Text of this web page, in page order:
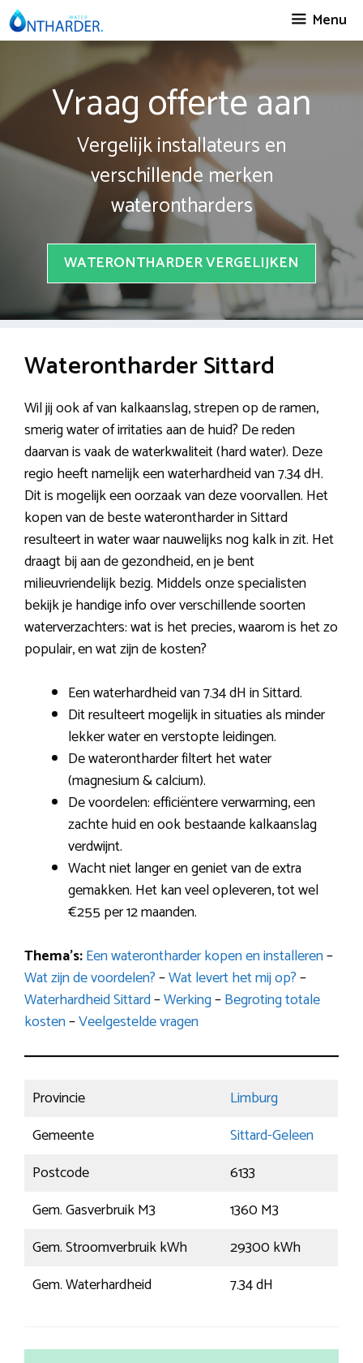
Spring
naar
Menu
Vraag offerte aan
Vergelijk installateurs en
verschillende merken
waterontharders
WATERONTHARDER VERGELIJKEN
Waterontharder Sittard
Wil jij ook af van kalkaanslag, strepen op de ramen,
smerig water of irritaties aan de huid? De reden
daarvan is vaak de waterkwaliteit (hard water). Deze
regio heeft namelijk een waterhardheid van 7.34 dH.
Dit is mogelijk een oorzaak van deze voorvallen. Het
kopen van de beste waterontharder in Sittard
resulteert in water waar nauwelijks nog kalk in zit. Het
draagt bij aan de gezondheid, en je bent
milieuvriendelijk bezig. Middels onze specialisten
bekijk je handige info over verschillende soorten
waterverzachters: wat is het precies, waarom is het zo
populair, en wat zijn de kosten?
Een waterhardheid van 7.34 dH in Sittard.
Dit resulteert mogelijk in situaties als minder
lekker water en verstopte leidingen.
De waterontharder filtert het water
(magnesium & calcium).
De voordelen: efficiëntere verwarming, een
zachte huid en ook bestaande kalkaanslag
verdwijnt.
Wacht niet langer en geniet van de extra
gemakken. Het kan veel opleveren, tot wel
€255 per 12 maanden.
Thema’s:Een waterontharder kopen en installeren–
Wat zijn de voordelen?–Wat levert het mij op?–
Waterhardheid Sittard–Werking–Begroting totale
kosten–Veelgestelde vragen
Provincie
Limburg
Gemeente
Sittard-Geleen
Postcode
6133
Gem. Gasverbruik M3
1360 M3
Gem. Stroomverbruik kWh
29300 kWh
Gem. Waterhardheid
7.34 dH